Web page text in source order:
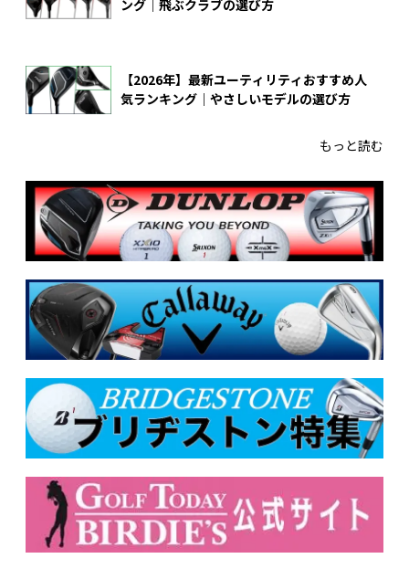
ング｜飛ぶクラブの選び方
【2026年】最新ユーティリティおすすめ人
気ランキング｜やさしいモデルの選び方
もっと読む